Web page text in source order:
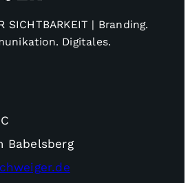
SICHTBARKEIT | Branding.
Digitales.
Babelsberg